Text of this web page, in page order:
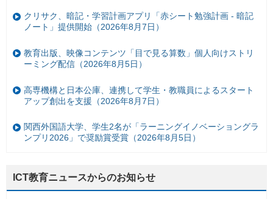
クリサク、暗記・学習計画アプリ「赤シート勉強計画 - 暗記
ノート」提供開始（2026年8月7日）
教育出版、映像コンテンツ「目で見る算数」個人向けストリ
ーミング配信（2026年8月5日）
高専機構と日本公庫、連携して学生・教職員によるスタート
アップ創出を支援（2026年8月7日）
関西外国語大学、学生2名が「ラーニングイノベーショングラ
ンプリ2026」で奨励賞受賞（2026年8月5日）
ICT教育ニュースからのお知らせ